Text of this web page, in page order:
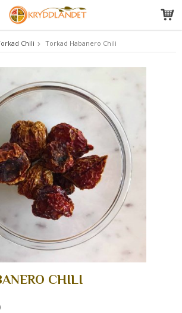
har blivit tillagd i varukorgen
Chili Torkad Habanero Chili
CHILI